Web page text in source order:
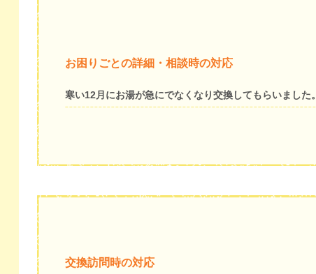
お困りごとの詳細・相談時の対応
寒い12月にお湯が急にでなくなり交換してもらいました。
交換訪問時の対応